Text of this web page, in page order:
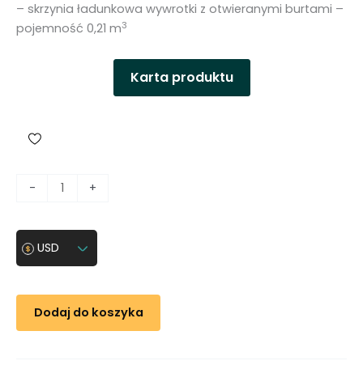
– skrzynia ładunkowa wywrotki z otwieranymi burtami –
pojemność 0,21 m3
Karta produktu
-
ć
o
+
USD
Dodaj do koszyka